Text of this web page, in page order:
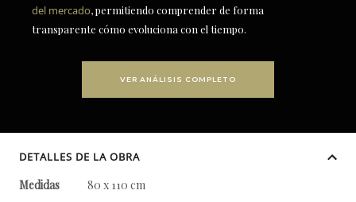
del mercado, permitiendo comprender de forma
transparente cómo evoluciona con el tiempo.
VER ANÁLISIS COMPLETO
DETALLES DE LA OBRA
Medidas
80 x 110 cm